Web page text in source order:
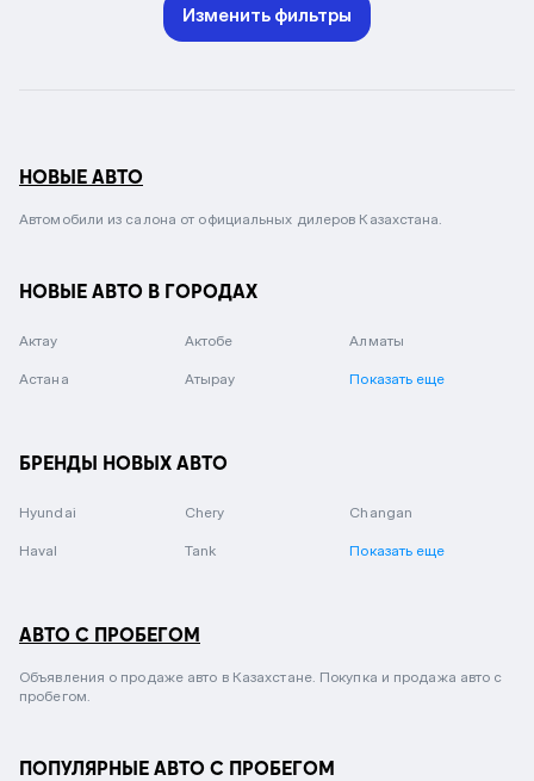
Изменить фильтры
НОВЫЕ АВТО
Автомобили из салона от официальных дилеров Казахстана.
НОВЫЕ АВТО В ГОРОДАХ
Актау Актобе Алматы
Астана Атырау Показать еще
БРЕНДЫ НОВЫХ АВТО
Hyundai Chery Changan
Haval Tank Показать еще
АВТО С ПРОБЕГОМ
Объявления о продаже авто в Казахстане. Покупка и продажа авто с
пробегом.
ПОПУЛЯРНЫЕ АВТО С ПРОБЕГОМ